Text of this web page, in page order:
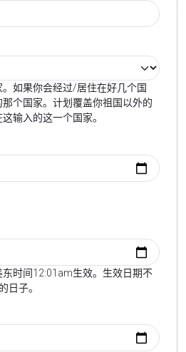
如果你会经过/居住在好几个国
个国家。计划覆盖你祖国以外的
输入的这一个国家。
时间12:01am生效。生效日期不
日子。